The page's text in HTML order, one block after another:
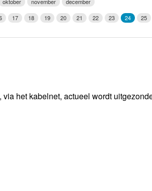
Weerman
17 18 19 20 21 22 23 24 25
het kabelnet, actueel wordt